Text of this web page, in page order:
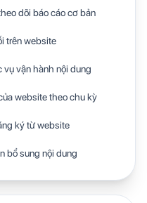
dõi báo cáo cơ bản
trên website
vận hành nội dung
website theo chu kỳ
ký từ website
bổ sung nội dung